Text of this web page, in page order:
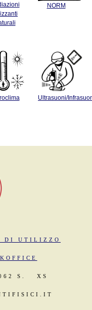
NORM
Ultrasuoni/
DI UTILIZZO
S. XS